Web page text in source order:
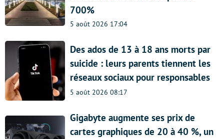
700%
5 août 2026 17:04
Des ados de 13 à 18 ans morts par
suicide : leurs parents tiennent les
réseaux sociaux pour responsables
5 août 2026 08:17
Gigabyte augmente ses prix de
cartes graphiques de 20 à 40 %, un